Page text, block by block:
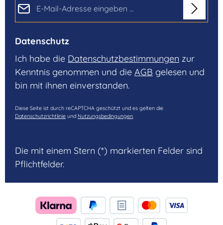
Datenschutz
Ich habe die Datenschutzbestimmungen zur
Kenntnis genommen und die AGB gelesen und
bin mit ihnen einverstanden.
Diese Seite ist durch reCAPTCHA geschützt und es gelten die
Datenschutzrichtlinie und Nutzungsbedingungen.
Die mit einem Stern (*) markierten Felder sind
Pflichtfelder.